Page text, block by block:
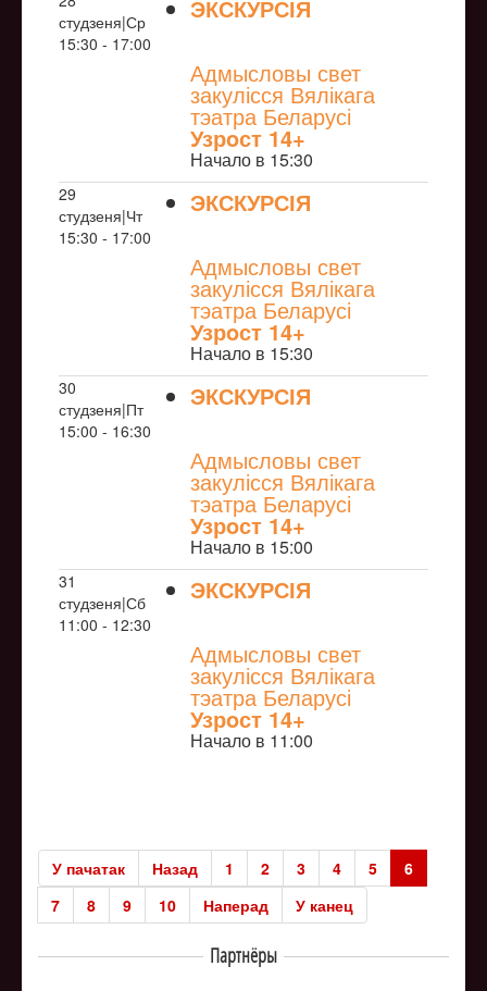
студзеня|Ср
15:30 - 17:00
ЭКСКУРСІЯ
Адмысловы свет
закулісся Вялікага
тэатра Беларусі
Узрoст 14+
Начало в 15:30
29
студзеня|Чт
15:30 - 17:00
ЭКСКУРСІЯ
Адмысловы свет
закулісся Вялікага
тэатра Беларусі
Узрoст 14+
Начало в 15:30
30
студзеня|Пт
15:00 - 16:30
ЭКСКУРСІЯ
Адмысловы свет
закулісся Вялікага
тэатра Беларусі
Узрoст 14+
Начало в 15:00
31
студзеня|Сб
11:00 - 12:30
ЭКСКУРСІЯ
Адмысловы свет
закулісся Вялікага
тэатра Беларусі
Узрoст 14+
Начало в 11:00
У пачатак Назад 1 2 3 4 5
6
7
8 9 10 Наперад У канец
Партнёры